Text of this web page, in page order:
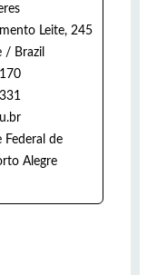
Leite, 245
/ Brazil
Federal de
Alegre